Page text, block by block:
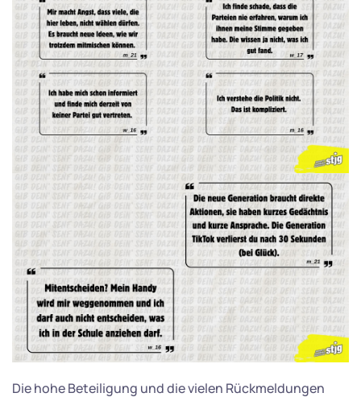
Die hohe Beteiligung und die vielen Rückmeldungen